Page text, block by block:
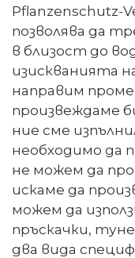
Pflanzenschutz-
позволява да
в близост до
изискванията
направим
произвеждаме
ние сме
необходимо да
не можем да
искаме да
можем да
пръскачки,
два вида